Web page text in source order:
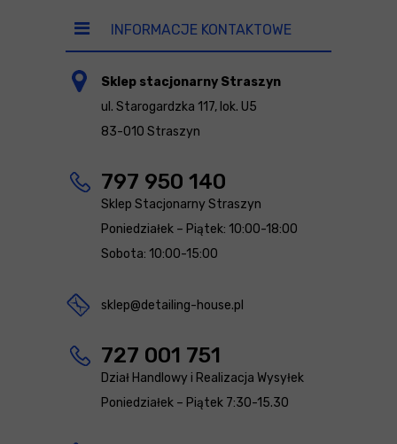
INFORMACJE KONTAKTOWE
Sklep stacjonarny Straszyn
ul. Starogardzka 117, lok. U5
83-010 Straszyn
797 950 140
Sklep Stacjonarny Straszyn
Poniedziałek – Piątek: 10:00-18:00
Sobota: 10:00-15:00
sklep@detailing-house.pl
727 001 751
Dział Handlowy i Realizacja Wysyłek
Poniedziałek – Piątek 7:30-15.30